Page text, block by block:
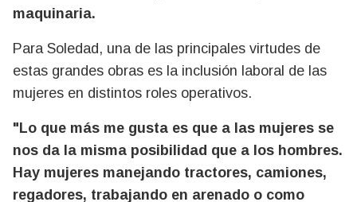
maquinaria.
Para Soledad, una de las principales virtudes de
estas grandes obras es la inclusión laboral de las
mujeres en distintos roles operativos.
"Lo que más me gusta es que a las mujeres se
nos da la misma posibilidad que a los hombres.
Hay mujeres manejando tractores, camiones,
regadores, trabajando en arenado o como